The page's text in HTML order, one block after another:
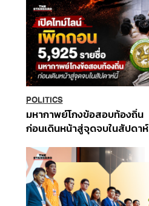
POLITICS
มหากาพย์โกงข้อสอบท้องถิ่น
ก่อนเดินหน้าสู่จุดจบในสัปดาห์